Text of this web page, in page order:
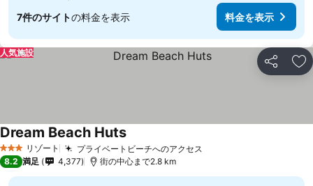
7件のサイトの料金を表示 料金を表示
シェア お
人気施設
3 ホテルのランク
リゾート プライベートビーチへのアクセス
Dream Beach Huts料金を表示
8.2 満足 4,377 街の中心まで2.8 km